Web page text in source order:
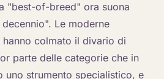
"best-of-breed" ora suona
Le moderne
colmato il divario di
parte delle categorie che in
uno strumento specialistico, e